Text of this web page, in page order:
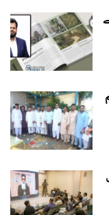
سے